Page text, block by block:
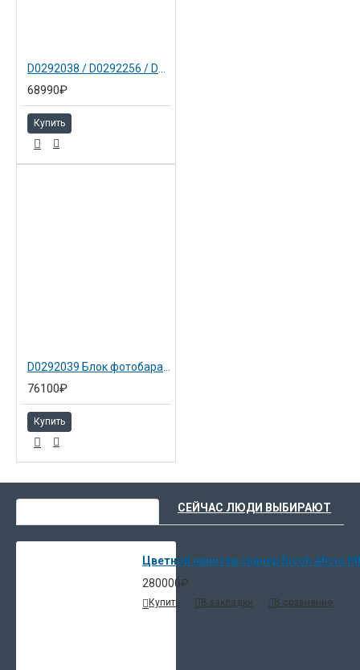
68990₽
Купить
76100₽
Купить
СЕЙЧАС ЛЮДИ ВЫБИРАЮТ
Цветной принтер сканер Ricoh Aficio
280000₽
Купить В закладки В сравнение